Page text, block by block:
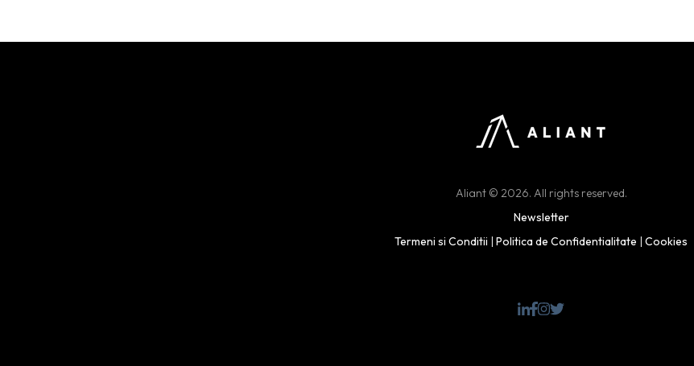
Aliant © 2026. All rights reserved.
Newsletter
Termeni si Conditii | Politica de Confidentialitate | Cookies